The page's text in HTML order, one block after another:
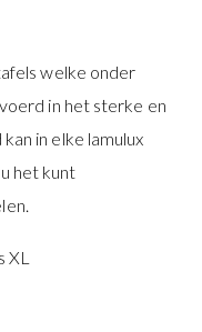
welke onder
in het sterke en
in elke lamulux
het kunt